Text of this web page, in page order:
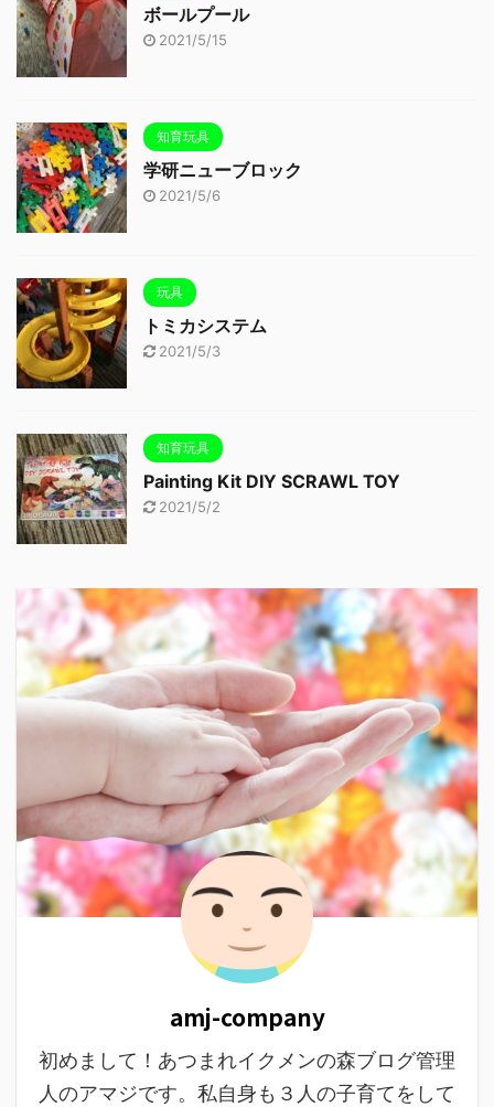
ボールプール
2021/5/15
知育玩具
学研ニューブロック
2021/5/6
玩具
トミカシステム
2021/5/3
知育玩具
Painting Kit DIY SCRAWL TOY
2021/5/2
amj-company
初めまして！あつまれイクメンの森ブログ管理
人のアマジです。私自身も３人の子育てをして